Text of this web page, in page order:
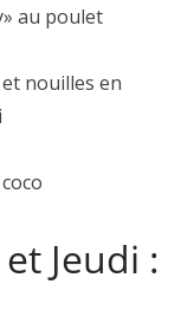
au poulet
nouilles en
Jeudi :